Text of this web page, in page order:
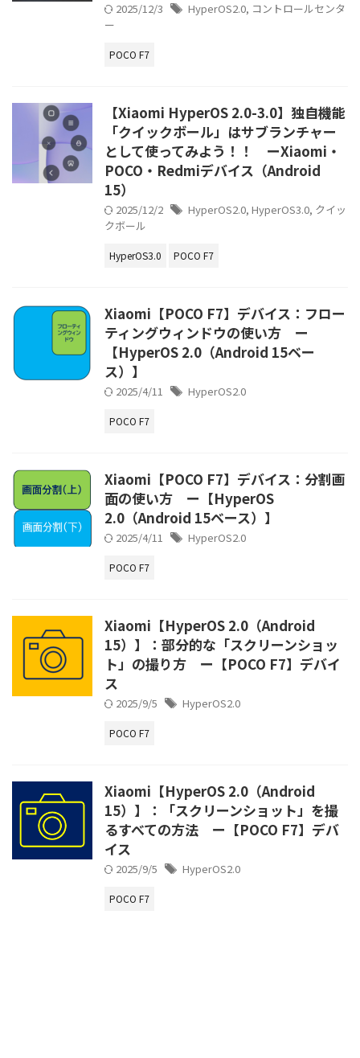
2025/12/3 HyperOS2.0, コントロールセンタ
ー
POCO F7
【Xiaomi HyperOS 2.0-3.0】独自機能
「クイックボール」はサブランチャー
として使ってみよう！！ ーXiaomi・
POCO・Redmiデバイス（Android
15）
2025/12/2 HyperOS2.0, HyperOS3.0, クイッ
クボール
HyperOS3.0 POCO F7
Xiaomi【POCO F7】デバイス：フロー
ティングウィンドウの使い方 ー
【HyperOS 2.0（Android 15ベー
ス）】
2025/4/11 HyperOS2.0
POCO F7
Xiaomi【POCO F7】デバイス：分割画
面の使い方 ー【HyperOS
2.0（Android 15ベース）】
2025/4/11 HyperOS2.0
POCO F7
Xiaomi【HyperOS 2.0（Android
15）】：部分的な「スクリーンショッ
ト」の撮り方 ー【POCO F7】デバイ
ス
2025/9/5 HyperOS2.0
POCO F7
Xiaomi【HyperOS 2.0（Android
15）】：「スクリーンショット」を撮
るすべての方法 ー【POCO F7】デバ
イス
2025/9/5 HyperOS2.0
POCO F7